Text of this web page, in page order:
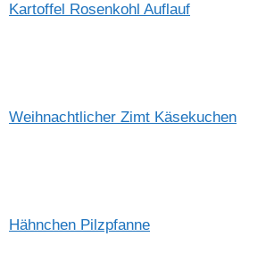
Kartoffel Rosenkohl Auflauf
Weihnachtlicher Zimt Käsekuchen
Hähnchen Pilzpfanne